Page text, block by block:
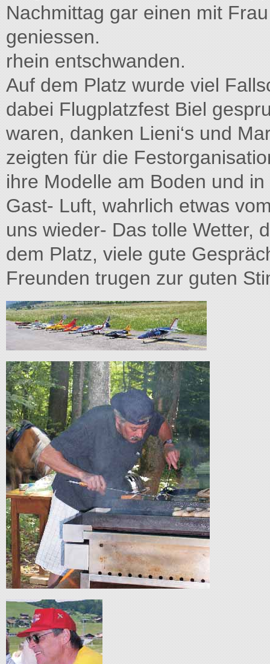
Nachmittag gar einen mit
geniessen.
rhein entschwanden.
Auf dem Platz wurde viel
dabei Flugplatzfest Biel
waren, danken Lieni‘s und
zeigten für die
ihre Modelle am Boden und
Gast- Luft, wahrlich etwas
uns wieder- Das tolle Wetter,
dem Platz, viele gute
Freunden trugen zur guten